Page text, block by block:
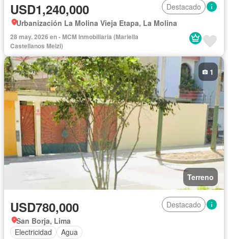
USD1,240,000
Destacado
Urbanización La Molina Vieja Etapa, La Molina
28 may. 2026 en - MCM Inmobiliaria (Mariella
Castellanos Melzi)
Terreno
1
USD780,000
Destacado
San Borja, Lima
Electricidad
Agua